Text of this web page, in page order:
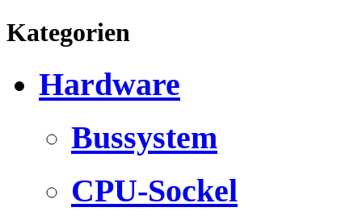
Kategorien
Hardware
Bussystem
CPU-Sockel